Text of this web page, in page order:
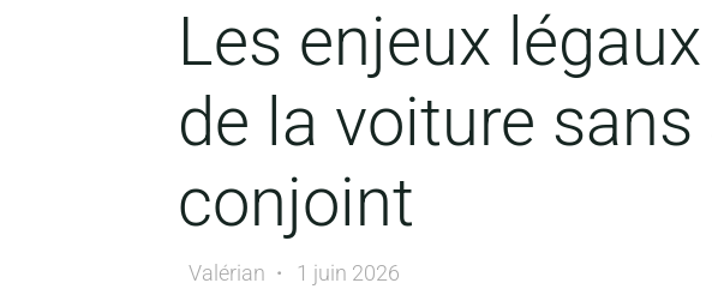
Les enjeux
de la voiture
conjoint
Valérian 1 juin 2026